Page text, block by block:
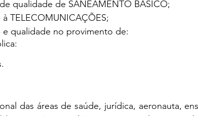
qualidade de SANEAMENTO BÁSICO;
TELECOMUNICAÇÕES;
e qualidade no provimento de: